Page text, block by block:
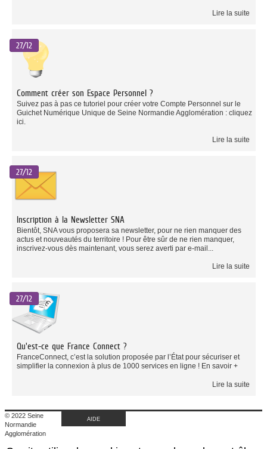
Lire la suite
27/12
Comment créer son Espace Personnel ?
Suivez pas à pas ce tutoriel pour créer votre Compte Personnel sur le
Guichet Numérique Unique de Seine Normandie Agglomération : cliquez
ici.
Lire la suite
27/12
Inscription à la Newsletter SNA
Bientôt, SNA vous proposera sa newsletter, pour ne rien manquer des
actus et nouveautés du territoire ! Pour être sûr de ne rien manquer,
inscrivez-vous dès maintenant, vous serez averti par e-mail...
Lire la suite
27/12
Qu'est-ce que France Connect ?
FranceConnect, c’est la solution proposée par l’État pour sécuriser et
simplifier la connexion à plus de 1000 services en ligne ! En savoir +
Lire la suite
© 2022 Seine
Normandie
Agglomération
AIDE